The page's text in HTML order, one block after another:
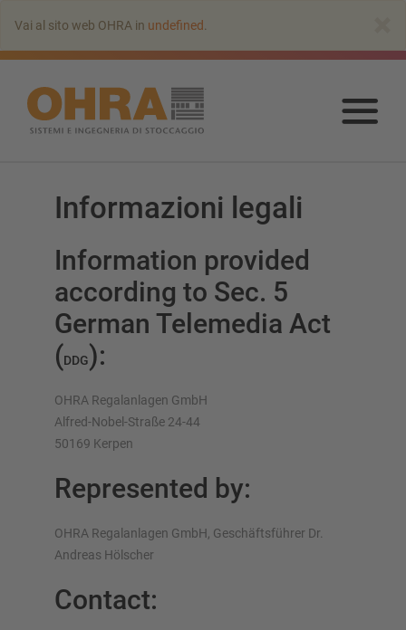
all’indice
principale
Vai al sito web OHRA in undefined
Vai
Informazioni legali
Information provided
according to Sec. 5
German Telemedia Act
(DDG):
OHRA Regalanlagen GmbH
Alfred-Nobel-Straße 24-44
50169 Kerpen
Represented by:
OHRA Regalanlagen GmbH, Geschäftsführer Dr.
Andreas Hölscher
Contact: